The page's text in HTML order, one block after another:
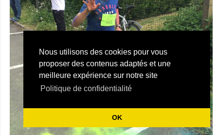
Nous utilisons des cookies pour vous
proposer des contenus adaptés et une
meilleure expérience sur notre site
Politique de confidentialité
OK